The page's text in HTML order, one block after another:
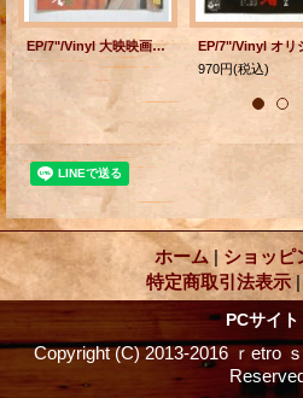
EP/7"/Vinyl 大映映画「座頭市シリーズ」 座頭市の唄/座頭市子守唄 勝 新太郎 (1970) DAIEI Records
970円(税込)
ホーム | ショッピ
特定商取引法表示 |
PCサイト
Copyright (C) 2013-2016 ｒetro